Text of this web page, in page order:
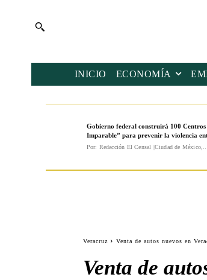
INICIO ECONOMÍA
Gobierno federal construirá 100
Imparable” para prevenir la violencia
Por: Redacción El Censal |Ciudad de
Veracruz Venta de autos nuevos en
Venta de